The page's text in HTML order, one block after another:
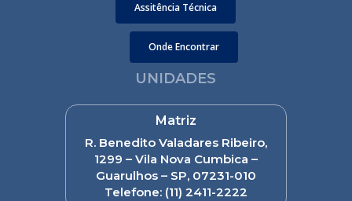
Assitência Técnica
Onde Encontrar
UNIDADES
Matriz
R. Benedito Valadares Ribeiro,
1299 – Vila Nova Cumbica –
Guarulhos – SP, 07231-010
Telefone: (11) 2411-2222